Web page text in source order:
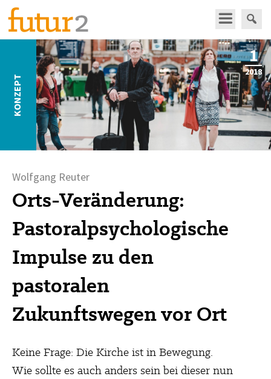
1
2018
KONZEPT
Wolfgang Reuter
Orts-Veränderung:
Pastoralpsychologische
Impulse zu den
pastoralen
Zukunftswegen vor Ort
Keine Frage: Die Kirche ist in Bewegung.
Wie sollte es auch anders sein bei dieser nun